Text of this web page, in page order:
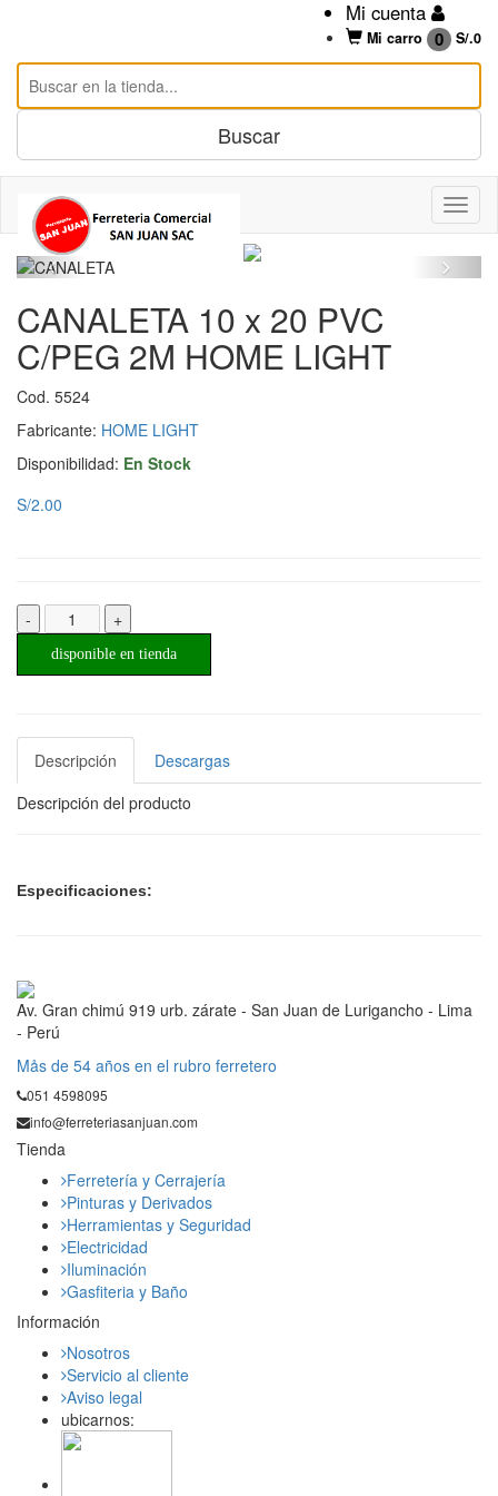
Mi cuenta
Mi carro 0 S/.0
CANALETA 10 x 20 PVC
C/PEG 2M HOME LIGHT
Cod. 5524
Fabricante: HOME LIGHT
Disponibilidad: En Stock
S/2.00
- +
disponible en tienda
Descripción
Descargas
Descripción del producto
Especificaciones:
Av. Gran chimú 919 urb. zárate - San Juan de Lurigancho - Lima
- Perú
Mås de 54 años en el rubro ferretero
051 4598095
info@ferreteriasanjuan.com
Tienda
Ferretería y Cerrajería
Pinturas y Derivados
Herramientas y Seguridad
Electricidad
Iluminación
Gasfiteria y Baño
Información
Nosotros
Servicio al cliente
Aviso legal
ubicarnos: